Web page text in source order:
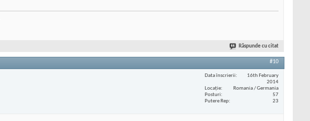
Răspunde cu citat
#10
Data înscrierii
16th February
2014
Locaţie
Romania / Germania
Posturi
57
Putere Rep
23